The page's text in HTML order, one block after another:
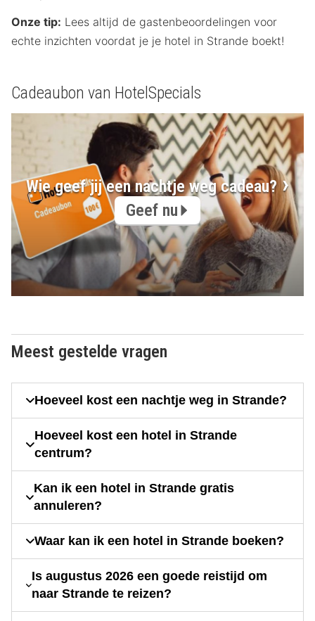
Onze tip: Lees altijd de gastenbeoordelingen voor
echte inzichten voordat je je hotel in Strande boekt!
Cadeaubon van HotelSpecials
Wie geef jij een nachtje weg cadeau?
Geef nu
Meest gestelde vragen
Hoeveel kost een nachtje weg in Strande?
Hoeveel kost een hotel in Strande
centrum?
Kan ik een hotel in Strande gratis
annuleren?
Waar kan ik een hotel in Strande boeken?
Is augustus 2026 een goede reistijd om
naar Strande te reizen?